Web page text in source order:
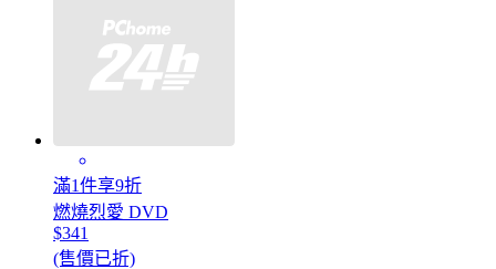
滿1件享9折
燃燒烈愛 DVD
$341
(售價已折)